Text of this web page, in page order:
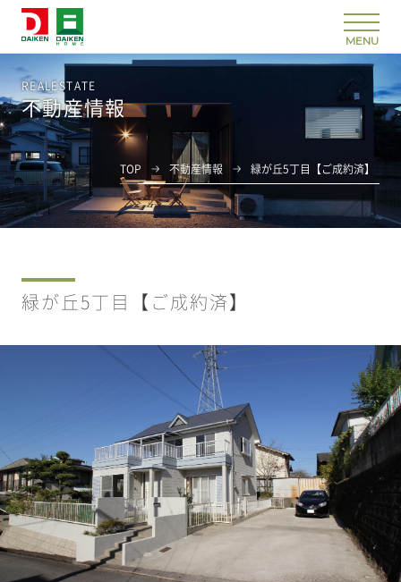
REALESTATE
不動産情報
TOP 不動産情報 緑が丘5丁目【ご成約済】
緑が丘5丁目【ご成約済】